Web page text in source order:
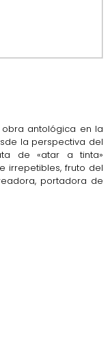
antológica en la
la perspectiva del
de «atar a tinta»
irrepetibles, fruto del
portadora de